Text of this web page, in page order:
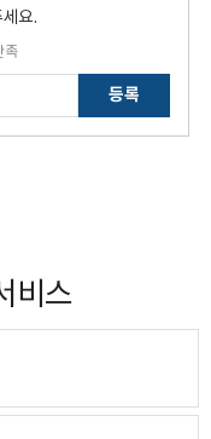
요.
족
등록
비스